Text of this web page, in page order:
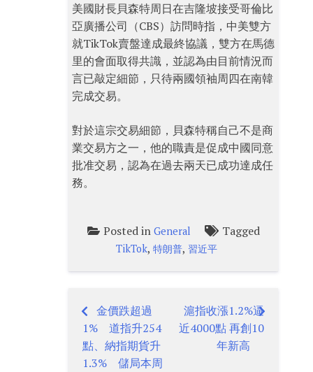
美國財長貝森特周日在吉隆坡接受哥倫比
亞廣播公司（CBS）訪問時指，中美雙方
就TikTok賣盤達成最終協議，雙方在馬德
里的會面取得共識，並認為由目前情況而
言已敲定細節，只待兩國領袖周四在南韓
完成交易。
對於這宗交易細節，貝森特稱自己不是商
業交易方之一，他的職責是促成中國同意
批准交易，認為在過去兩天已成功達成任
務。
Posted in General Tagged
TikTok, 特朗普, 習近平
Post
navigation
金價跌超過
1% 道指升254
點、納指期貨升
1.3% 儲局本周
滬指收漲1.2%逼
近4000點 再創10
年新高